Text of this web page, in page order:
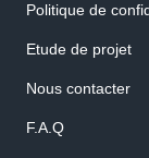
Politique de
Etude de projet
Nous contacter
F.A.Q